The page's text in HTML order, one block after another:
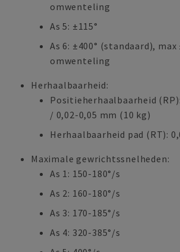
omwenteling
As 5: ±115°
As 6: ±400° (standaard), max
omwenteling
Herhaalbaarheid:
Positieherhaalbaarheid
/ 0,02-0,05 mm (10 kg)
Herhaalbaarheid pad (RT):
Maximale gewrichtssnelheden:
As 1: 150-180°/s
As 2: 160-180°/s
As 3: 170-185°/s
As 4: 320-385°/s